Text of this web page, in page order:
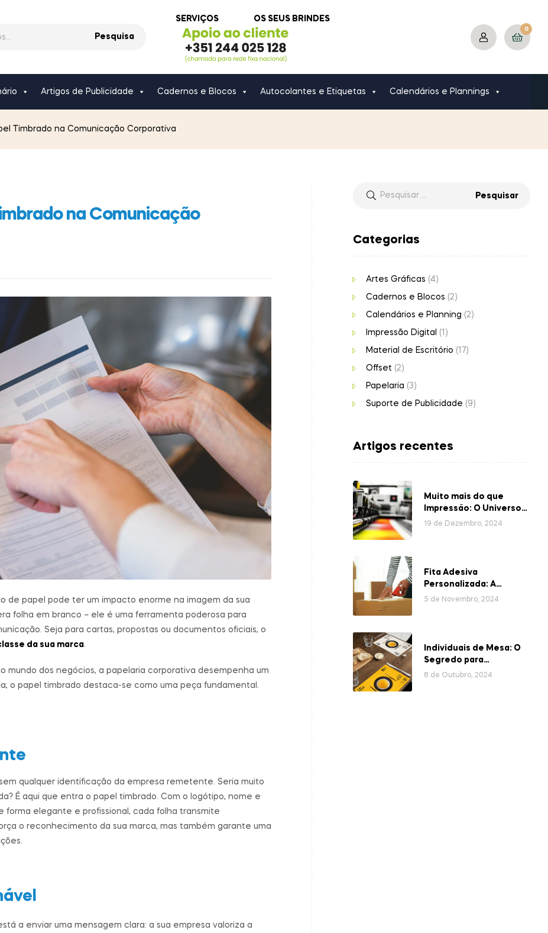
Pesquisa
SERVIÇOS OS SEUS BRINDES
0
Artigos de Publicidade Cadernos e Blocos Autocolantes e Etiquetas Calendários e Plannings
Timbrado na Comunicação Corporativa
na Comunicação
de papel pode ter um impacto enorme na imagem da sua
folha em branco – ele é uma ferramenta poderosa para
Seja para cartas, propostas ou documentos oficiais, o
da sua marca.
dos negócios, a papelaria corporativa desempenha um
o papel timbrado destaca-se como uma peça fundamental.
sem qualquer identificação da empresa remetente. Seria muito
É aqui que entra o papel timbrado. Com o logótipo, nome e
forma elegante e profissional, cada folha transmite
o reconhecimento da sua marca, mas também garante uma
a enviar uma mensagem clara: a sua empresa valoriza a
Categorias
Artes Gráficas (4)
Cadernos e Blocos (2)
Calendários e Planning (2)
Impressão Digital (1)
Material de Escritório (17)
Offset (2)
Papelaria (3)
Suporte de Publicidade (9)
Artigos recentes
Muito mais do que
Impressão: O Universo
das Gráficas
19 de Dezembro, 2024
Fita Adesiva
Personalizada: A
Embalagem que valoriza
5 de Novembro, 2024
Individuais de Mesa: O
Segredo para
Refeições mais
8 de Outubro, 2024